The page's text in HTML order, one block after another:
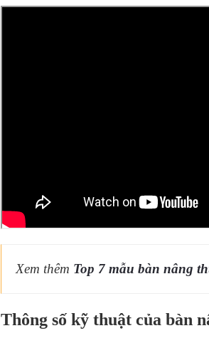
Xem thêm Top 7 mẫu bàn nâng
Thông số kỹ thuật của bàn